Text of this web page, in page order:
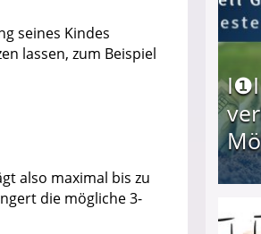
seines Kindes
lassen, zum Beispiel
also maximal bis zu
die mögliche 3-
I❶I
verdienen: 20 seriöse Möglichkeiten